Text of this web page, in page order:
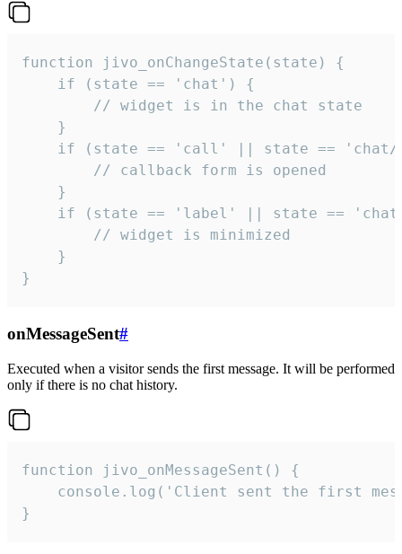
function jivo_onChangeState(state) {
    if (state == 'chat') {
        // widget is in the chat state
    }
if (state == 'call' || state ==
        // callback form is opened
    }
if (state == 'label' || state ==
        // widget is minimized
    }
}
onMessageSent#
Executed when a visitor sends the first message. It will be performed
only if there is no chat history.
function jivo_onMessageSent() {
console.log('Client sent the first
}